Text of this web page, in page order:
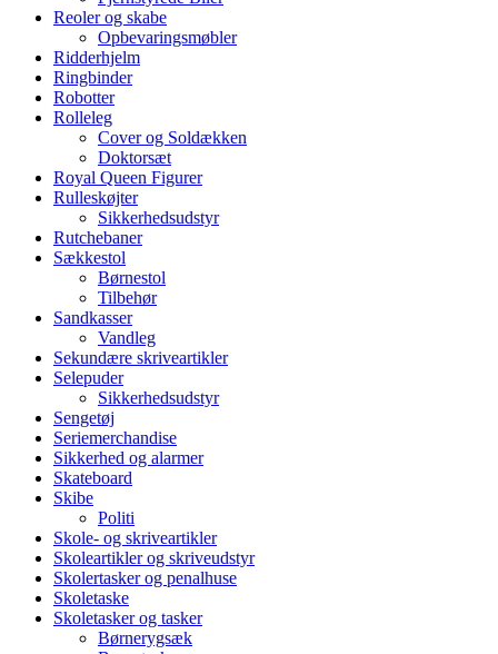
Reoler og skabe
Opbevaringsmøbler
Ridderhjelm
Ringbinder
Robotter
Rolleleg
Cover og Soldækken
Doktorsæt
Royal Queen Figurer
Rulleskøjter
Sikkerhedsudstyr
Rutchebaner
Sækkestol
Børnestol
Tilbehør
Sandkasser
Vandleg
Sekundære skriveartikler
Selepuder
Sikkerhedsudstyr
Sengetøj
Seriemerchandise
Sikkerhed og alarmer
Skateboard
Skibe
Politi
Skole- og skriveartikler
Skoleartikler og skriveudstyr
Skolertasker og penalhuse
Skoletaske
Skoletasker og tasker
Børnerygsæk